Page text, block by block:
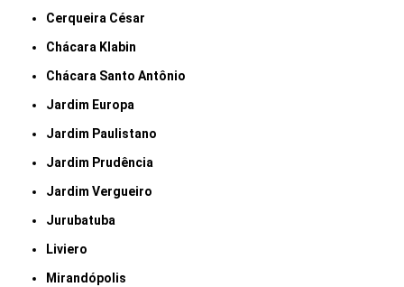
Cerqueira César
Chácara Klabin
Chácara Santo Antônio
Jardim Europa
Jardim Paulistano
Jardim Prudência
Jardim Vergueiro
Jurubatuba
Liviero
Mirandópolis